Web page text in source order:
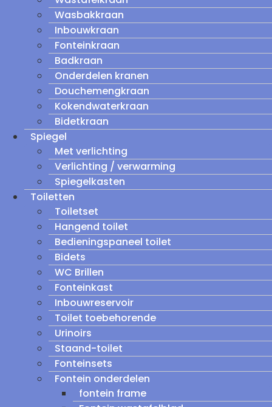
Wasbakkraan
Inbouwkraan
Fonteinkraan
Badkraan
Onderdelen kranen
Douchemengkraan
Kokendwaterkraan
Bidetkraan
Spiegel
Met verlichting
Verlichting / verwarming
Spiegelkasten
Toiletten
Toiletset
Hangend toilet
Bedieningspaneel toilet
Bidets
WC Brillen
Fonteinkast
Inbouwreservoir
Toilet toebehorende
Urinoirs
Staand-toilet
Fonteinsets
Fontein onderdelen
fontein frame